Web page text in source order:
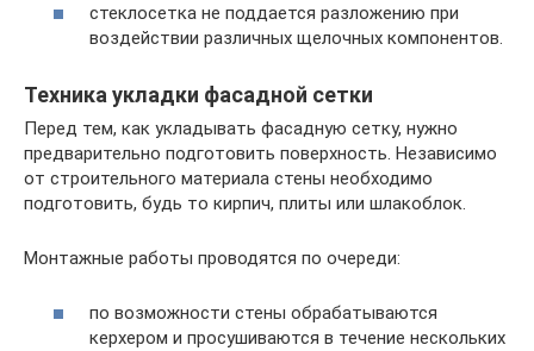
стеклосетка не поддается разложению при
воздействии различных щелочных компонентов.
Техника укладки фасадной сетки
Перед тем, как укладывать фасадную сетку, нужно
предварительно подготовить поверхность. Независимо
от строительного материала стены необходимо
подготовить, будь то кирпич, плиты или шлакоблок.
Монтажные работы проводятся по очереди:
по возможности стены обрабатываются
керхером и просушиваются в течение нескольких